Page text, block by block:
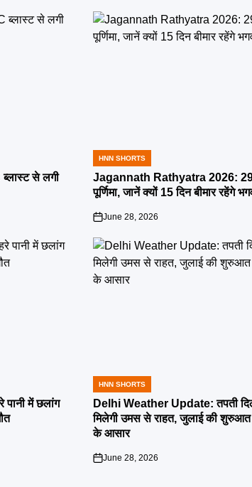
से लगी
POSTED
IN
HNN SHORTS
Jagannath Rathyatra 2026: 29
पूर्णिमा, जानें क्यों 15 दिन बीमार रहेंगे
on
June 28, 2026
में छलांग
POSTED
IN
HNN SHORTS
Delhi Weather Update: तपती
मिलेगी उमस से राहत, जुलाई की शुरुआत
के आसार
on
June 28, 2026